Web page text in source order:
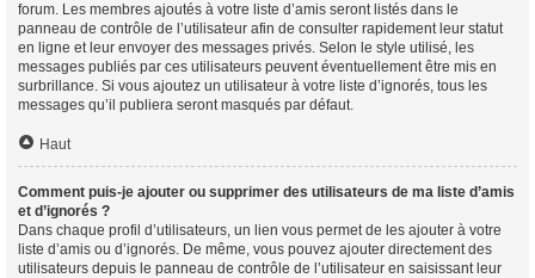
forum. Les membres ajoutés à votre liste d’amis seront listés dans le
panneau de contrôle de l’utilisateur afin de consulter rapidement leur statut
en ligne et leur envoyer des messages privés. Selon le style utilisé, les
messages publiés par ces utilisateurs peuvent éventuellement être mis en
surbrillance. Si vous ajoutez un utilisateur à votre liste d’ignorés, tous les
messages qu’il publiera seront masqués par défaut.
Haut
Comment puis-je ajouter ou supprimer des utilisateurs de ma liste d’amis
et d’ignorés ?
Dans chaque profil d’utilisateurs, un lien vous permet de les ajouter à votre
liste d’amis ou d’ignorés. De même, vous pouvez ajouter directement des
utilisateurs depuis le panneau de contrôle de l’utilisateur en saisissant leur